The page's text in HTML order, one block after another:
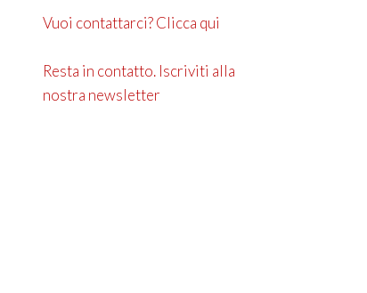
Vuoi contattarci? Clicca qui
Resta in contatto. Iscriviti alla
nostra newsletter